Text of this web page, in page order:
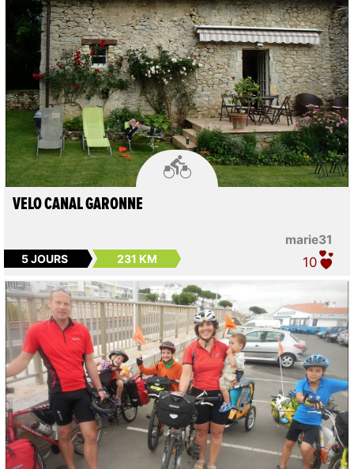

marie31
VELO CANAL GARONNE
5 JOURS 231 KM 10